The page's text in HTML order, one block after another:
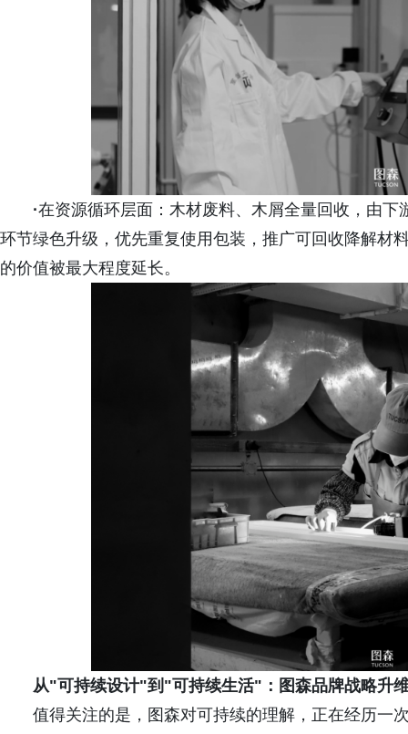
·在资源循环层面：木材废料、木屑全量回收，由
环节绿色升级，优先重复使用包装，推广可回收降解材
的价值被最大程度延长。
从"可持续设计"到"可持续生活"：图森品牌战略升
值得关注的是，图森对可持续的理解，正在经历